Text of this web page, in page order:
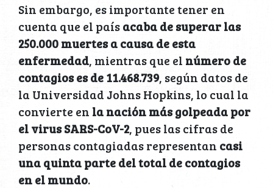
Sin embargo, es importante tener en
cuenta que el paísacaba de superar las
250.000 muertes a causa de esta
enfermedad, mientras que el número de
contagios es de 11.468.739, según datos de
la Universidad Johns Hopkins, lo cual la
convierte en la nación más golpeada por
el virus SARS-CoV-2, pues las cifras de
personas contagiadas representan casi
una quinta parte del total de contagios
en el mundo.